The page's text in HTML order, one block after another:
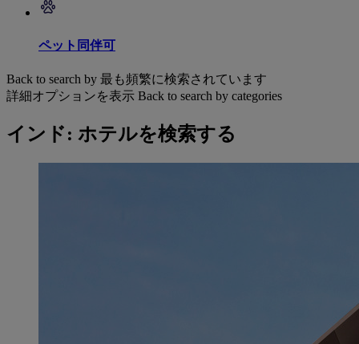
ペット同伴可
Back to search by 最も頻繁に検索されています
詳細オプションを表示 Back to search by categories
インド: ホテルを検索する